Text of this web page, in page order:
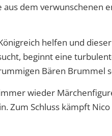
aus dem
helfen und
beginnt eine
Bären Brummel
wieder
Zum Schluss kämpft